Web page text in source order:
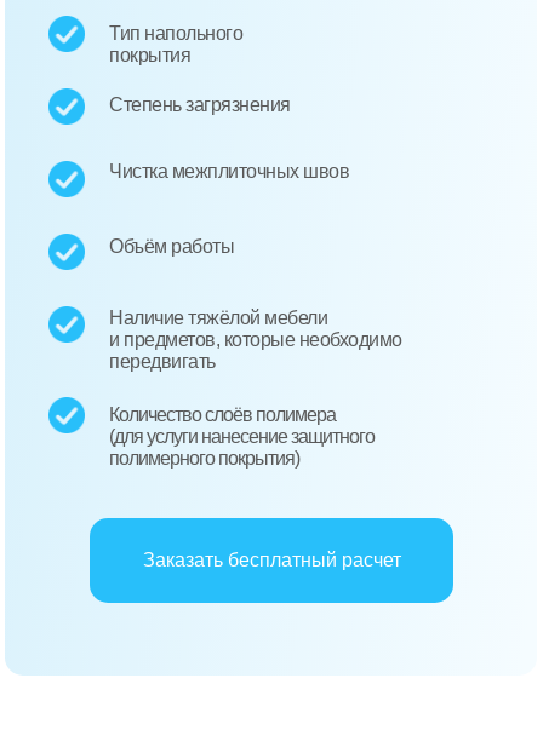
Тип напольного
покрытия
Степень загрязнения
Чистка межплиточных швов
Объём работы
Заказать бесплатный расчет
Наличие тяжёлой мебели
и предметов, которые необходимо
передвигать
Количество слоёв полимера
(для услуги нанесение защитного
полимерного покрытия)